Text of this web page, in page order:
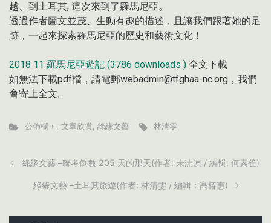
越、到土耳其, 這次來到了羅馬尼亞。
透過作者圖文並茂、生動有趣的描述，且讓我們跟著她的足
跡，一起來探索羅馬尼亞的歷史和藝術文化！
2018 11 羅馬尼亞遊記 (3786 downloads ) 全文下載
如無法下載pdf檔，請電郵webadmin@tfghaa-nc.org，我們
會寄上全文。
公佈欄＋ , 文章欣賞, 綠緣文藝 林清雯
綠緣文藝 –聯考倒數 205 天的那天(作者: 未流連 / 編輯: 何素雀)
綠緣文藝 –土耳其旅遊(作者: 林清雯 / 編輯：高椿惠)